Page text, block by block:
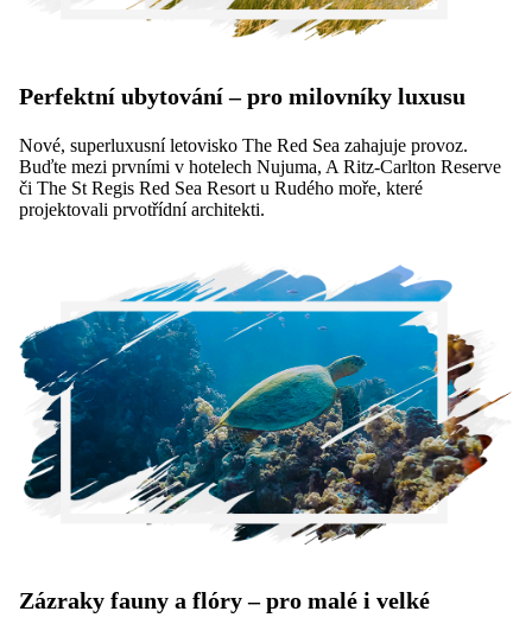
Perfektní ubytování – pro milovníky luxusu
Nové, superluxusní letovisko The Red Sea zahajuje provoz.
Buďte mezi prvními v hotelech Nujuma, A Ritz-Carlton Reserve
či The St Regis Red Sea Resort u Rudého moře, které
projektovali prvotřídní architekti.
Zázraky fauny a flóry – pro malé i velké